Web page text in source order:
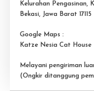
Kelurahan Pengasinan,
Bekasi, Jawa Barat 17115
Google Maps :
Katze Nesia Cat House
Melayani pengiriman
(Ongkir ditanggung